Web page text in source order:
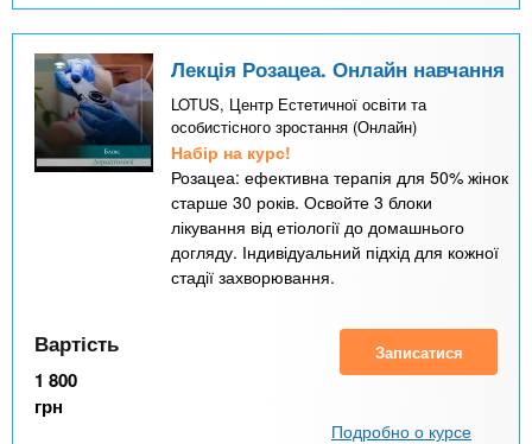
Лекція Розацеа. Онлайн навчання
LOTUS, Центр Естетичної освіти та
особистісного зростання (Онлайн)
Набір на курс!
Розацеа: ефективна терапія для 50% жінок
старше 30 років. Освойте 3 блоки
лікування від етіології до домашнього
догляду. Індивідуальний підхід для кожної
стадії захворювання.
Вартість
1 800
грн
Записатися
Подробно о курсе